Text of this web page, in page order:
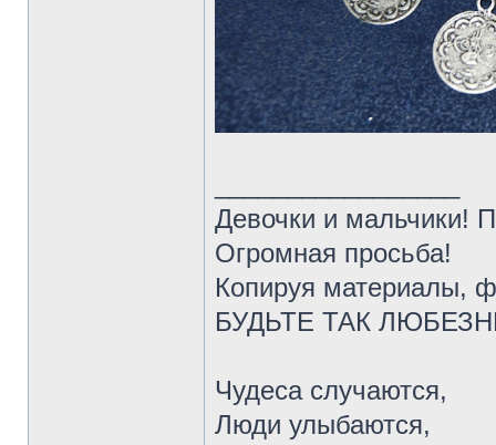
Девочки и мальчики!
Огромная просьба!
Копируя материалы,
БУДЬТЕ ТАК
Чудеса случаются,
Люди улыбаются,